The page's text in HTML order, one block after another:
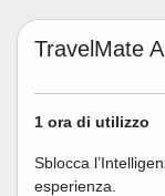
TravelMate
1 ora di utilizzo
Sblocca
esperienza.